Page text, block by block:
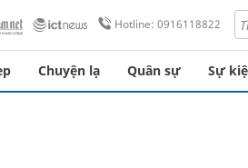
Hotline: 0916118822
Chuyện lạ Quân sự Sự